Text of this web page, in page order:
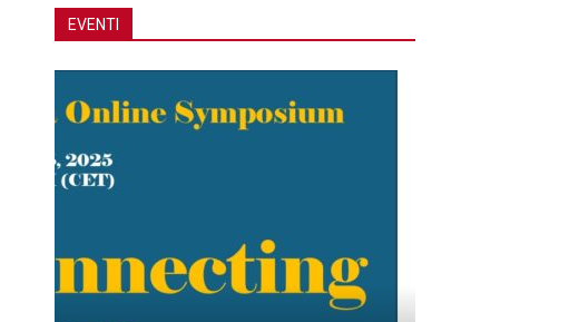
EVENTI